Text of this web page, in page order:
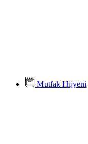
Mutfak Hijyeni